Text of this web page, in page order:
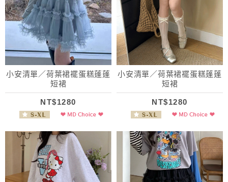
小安清單／荷葉裙襬蛋糕蓬蓬
短裙
NT$1280
小安清單／荷葉裙襬蛋糕蓬蓬
短裙
NT$1280